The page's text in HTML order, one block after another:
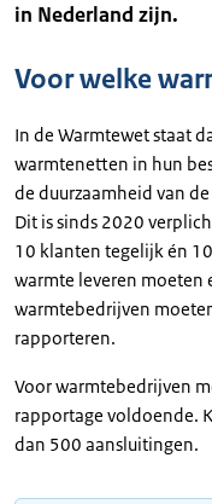
in Nederland zijn.
Voor welke
In de Warmtewet staat
warmtenetten in hun
de duurzaamheid van
Dit is sinds 2020
10 klanten tegelijk én
warmte leveren moeten
warmtebedrijven
rapporteren.
Voor warmtebedrijven
rapportage voldoende.
dan 500 aansluitingen.